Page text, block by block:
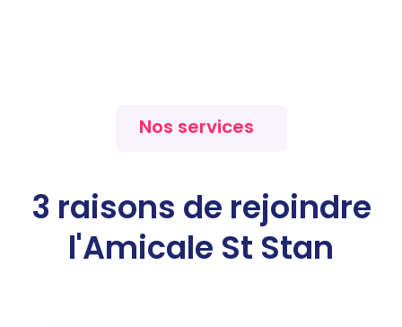
Nos services
3 raisons de rejoindre
l'Amicale St Stan